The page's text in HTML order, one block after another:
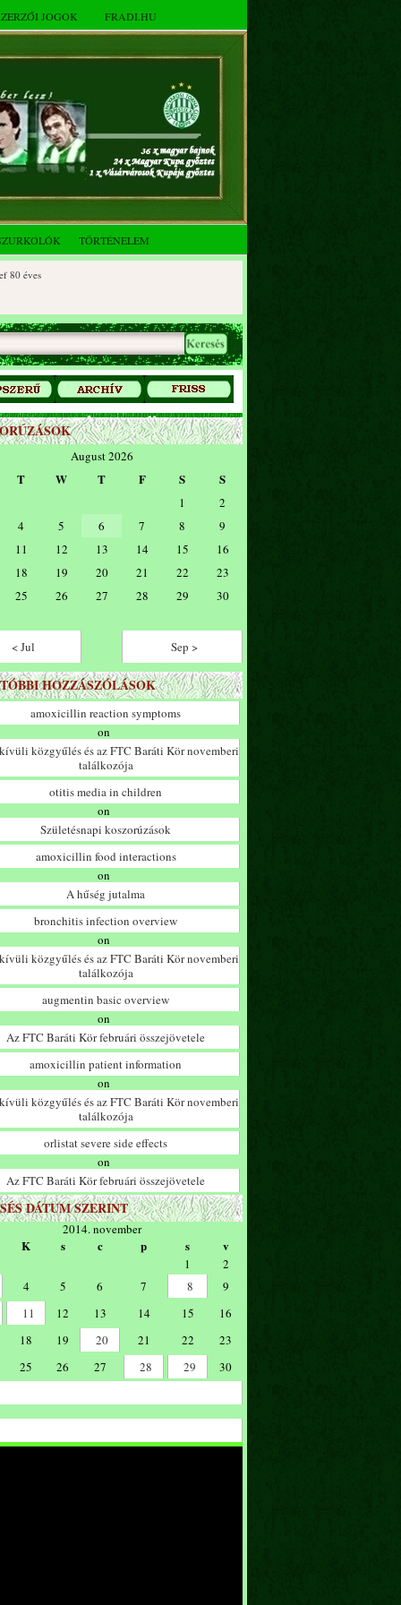
JOGOK FRADI.HU
TÖRTÉNELEM
August 2026
T W T F S S
1
2
4 5 6 7 8
9
11 12 13 14 15
16
18 19 20 21 22
23
25 26 27 28 29
30
< Jul
Sep >
HOZZÁSZÓLÁSOK
amoxicillin reaction symptoms
on
közgyűlés és az FTC Baráti Kör novemberi
találkozója
otitis media in children
on
Születésnapi koszorúzások
amoxicillin food interactions
on
A hűség jutalma
bronchitis infection overview
on
közgyűlés és az FTC Baráti Kör novemberi
találkozója
augmentin basic overview
on
Az FTC Baráti Kör februári összejövetele
amoxicillin patient information
on
közgyűlés és az FTC Baráti Kör novemberi
találkozója
orlistat severe side effects
on
Az FTC Baráti Kör februári összejövetele
DÁTUM SZERINT
2014. november
K s c p s v
1
2
4 5 6 7 8
9
11 12 13 14 15
16
18 19 20 21 22
23
25 26 27 28 29
30